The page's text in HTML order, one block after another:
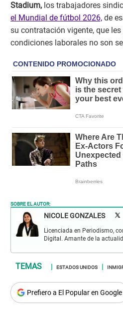
Stadium, los trabajadores
el Mundial de fútbol 2026, de
su contratación vigente, que
condiciones laborales no son
SOBRE EL AUTOR:
NICOLE GONZALES
Licenciada en Periodismo,
Digital. Amante de la
ESTADOS UNIDOS
Prefiero a El Popular en Google